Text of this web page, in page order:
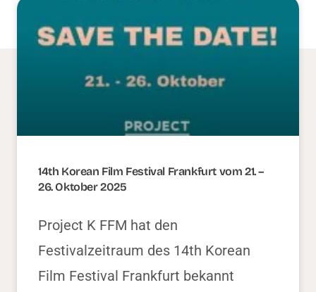
14th Korean Film Festival Frankfurt vom 21. –
26. Oktober 2025
Project K FFM hat den
Festivalzeitraum des 14th Korean
Film Festival Frankfurt bekannt